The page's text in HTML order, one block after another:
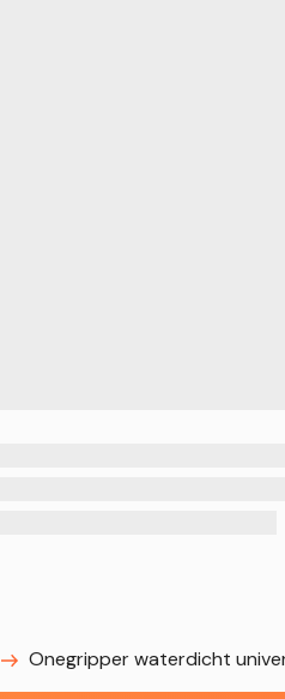
Onegripper waterdicht